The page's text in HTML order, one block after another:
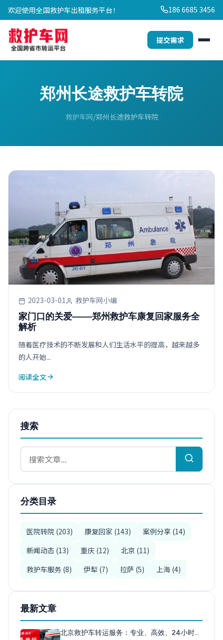
欢迎使用全国救护车出租服务平台！ 186 6685 3456
提交需求
郑州长途救护车转院
救护车网 郑州长途救护车转院
2023-03-01 救护车网小编
家门口的关爱——郑州救护车康复回家服务全
解析
随着医疗技术的不断发展和人们生活水平的提高，越来越多
的人开始...
阅读全文
搜索
分类目录
医院转院 (203) 康复回家 (143)
案例分享 (14)
新闻动态 (13)
重庆 (12)
北京 (11)
救护车服务 (8)
伊犁 (7) 拉萨 (5) 上海 (4)
最新文章
北京救护车转运服务：专业、高效、24小时…